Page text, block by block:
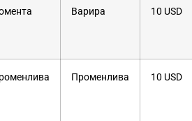
Варира 10 USD
Променлива 10 USD